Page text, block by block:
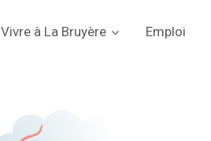
Vivre à La Bruyère Emploi